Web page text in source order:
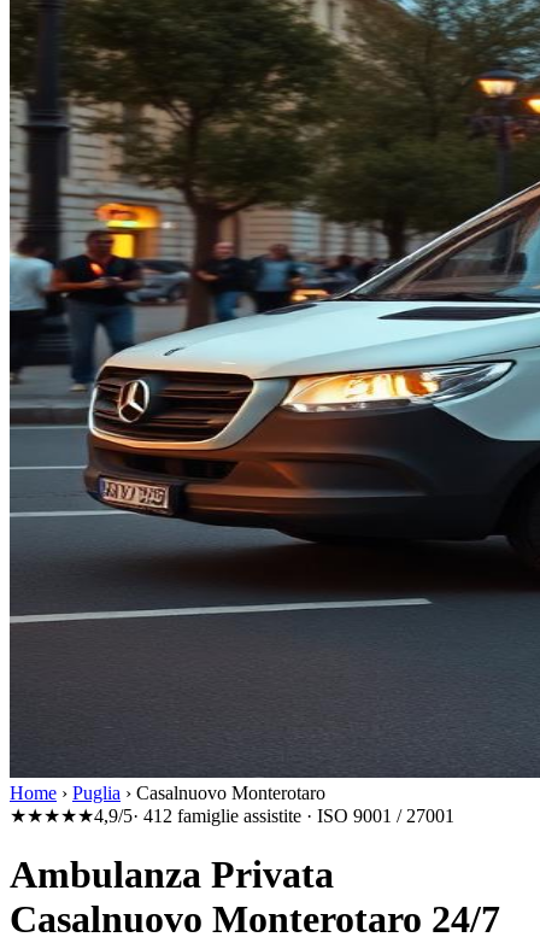
Home › Puglia › Casalnuovo Monterotaro
★★★★★4,9/5· 412 famiglie assistite · ISO 9001 / 27001
Ambulanza Privata
Casalnuovo Monterotaro 24/7